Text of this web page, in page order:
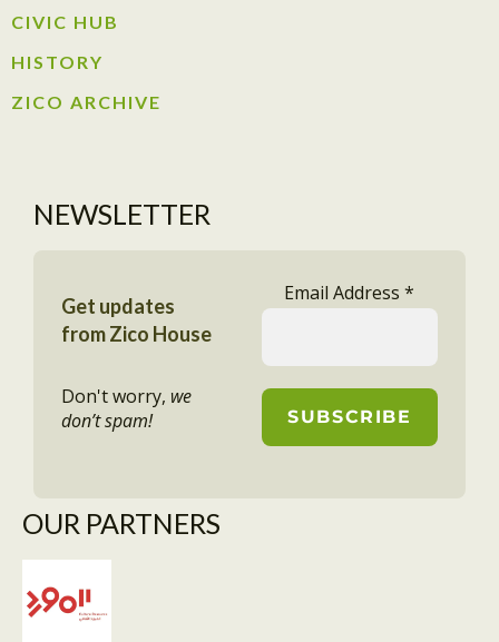
CIVIC HUB​
HISTORY​
ZICO ARCHIVE
NEWSLETTER
Get updates
from Zico House
Don't worry, we
don’t spam!
Email Address*
OUR PARTNERS